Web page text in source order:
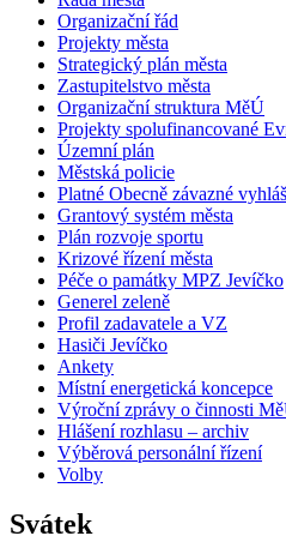
Organizační řád
Projekty města
Strategický plán města
Zastupitelstvo města
Organizační struktura MěÚ
Projekty spolufinancované
Územní plán
Městská policie
Platné Obecně závazné
Grantový systém města
Plán rozvoje sportu
Krizové řízení města
Péče o památky MPZ Jevíčko
Generel zeleně
Profil zadavatele a VZ
Hasiči Jevíčko
Ankety
Místní energetická koncepce
Výroční zprávy o činnosti
Hlášení rozhlasu – archiv
Výběrová personální řízení
Volby
Svátek